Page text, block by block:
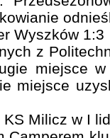
Wyszków 1:3
z
miejsce
miejsce
KS Milicz w I